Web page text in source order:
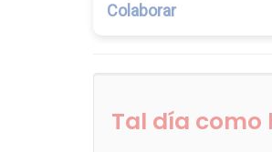
Colaborar
Tal día como